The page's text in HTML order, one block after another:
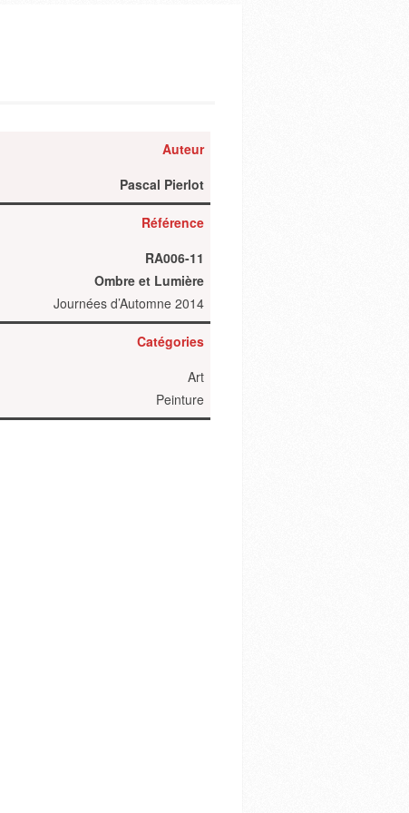
Auteur
Pascal Pierlot
Référence
RA006-11
Ombre et Lumière
Journées d’Automne 2014
Catégories
Art
Peinture